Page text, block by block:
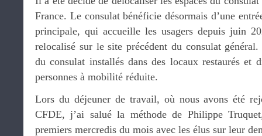
France. Le consulat bénéficie désormais d’une
principale, qui accueille les usagers depuis juin
relocalisé sur le site précédent du consulat général.
du consulat installés dans des locaux restaurés et
personnes à mobilité réduite.
Lors du déjeuner de travail, où nous avons été
CFDE, j’ai salué la méthode de Philippe
premiers mercredis du mois avec les élus sur leur